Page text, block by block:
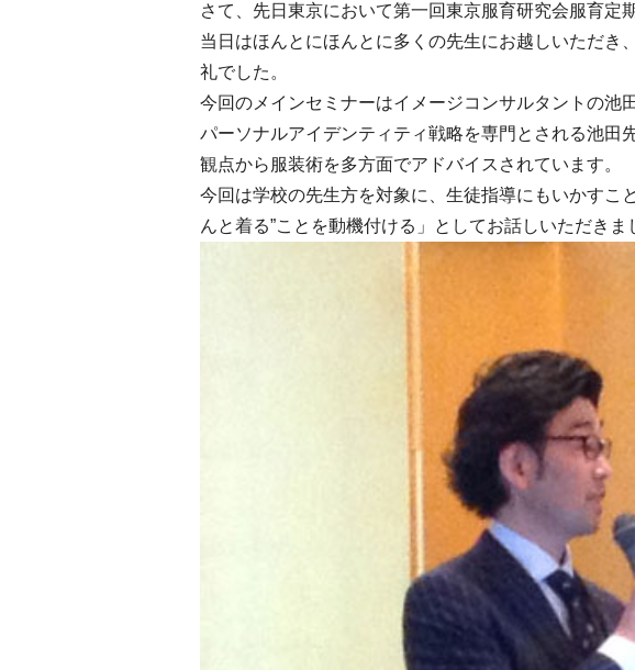
さて、先日東京において第一回東京服育研究会服育定
当日はほんとにほんとに多くの先生にお越しいただき
礼でした。
今回のメインセミナーはイメージコンサルタントの池
パーソナルアイデンティティ戦略を専門とされる池田
観点から服装術を多方面でアドバイスされています。
今回は学校の先生方を対象に、生徒指導にもいかすこ
んと着る”ことを動機付ける」としてお話しいただきま